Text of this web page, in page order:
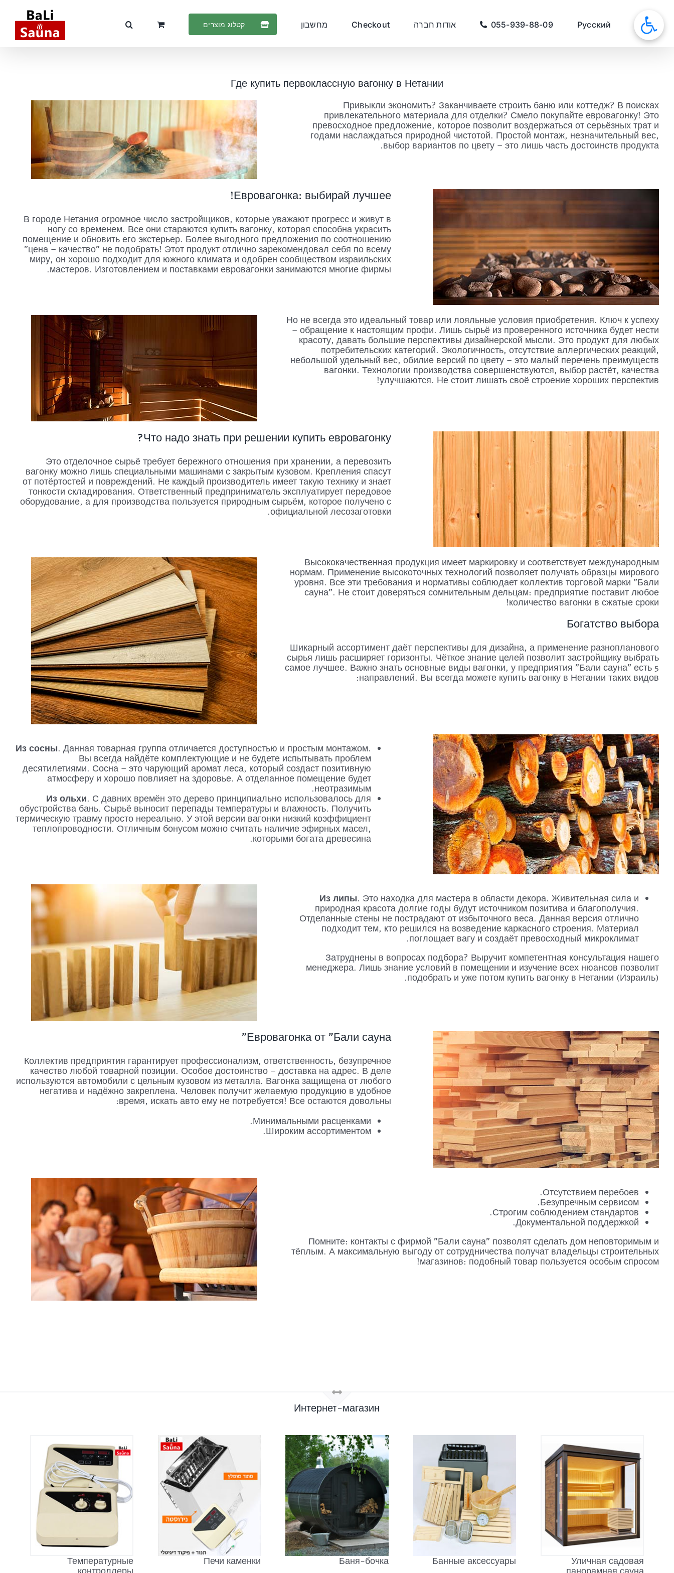
סאונות Русский
055-939-88-09 אודות חברה Checkout מחשבון קטלוג מוצרים
Где купить первоклассную вагонку в Нетании
Привыкли экономить? Заканчиваете строить баню или коттедж? В поисках
привлекательного материала для отделки? Смело покупайте евровагонку! Это
превосходное предложение, которое позволит воздержаться от серьёзных трат и
годами наслаждаться природной чистотой. Простой монтаж, незначительный вес,
выбор вариантов по цвету – это лишь часть достоинств продукта.
Евровагонка: выбирай лучшее!
В городе Нетания огромное число застройщиков, которые уважают прогресс и живут в
ногу со временем. Все они стараются купить вагонку, которая способна украсить
помещение и обновить его экстерьер. Более выгодного предложения по соотношению
"цена – качество" не подобрать! Этот продукт отлично зарекомендовал себя по всему
миру, он хорошо подходит для южного климата и одобрен сообществом израильских
мастеров. Изготовлением и поставками евровагонки занимаются многие фирмы.
Но не всегда это идеальный товар или лояльные условия приобретения. Ключ к успеху
– обращение к настоящим профи. Лишь сырьё из проверенного источника будет нести
красоту, давать большие перспективы дизайнерской мысли. Это продукт для любых
потребительских категорий. Экологичность, отсутствие аллергических реакций,
небольшой удельный вес, обилие версий по цвету – это малый перечень преимуществ
вагонки. Технологии производства совершенствуются, выбор растёт, качества
улучшаются. Не стоит лишать своё строение хороших перспектив!
Что надо знать при решении купить евровагонку?
Это отделочное сырьё требует бережного отношения при хранении, а перевозить
вагонку можно лишь специальными машинами с закрытым кузовом. Крепления спасут
от потёртостей и повреждений. Не каждый производитель имеет такую технику и знает
тонкости складирования. Ответственный предприниматель эксплуатирует передовое
оборудование, а для производства пользуется природным сырьём, которое получено с
официальной лесозаготовки.
Высококачественная продукция имеет маркировку и соответствует международным
нормам. Применение высокоточных технологий позволяет получать образцы мирового
уровня. Все эти требования и нормативы соблюдает коллектив торговой марки "Бали
сауна". Не стоит доверяться сомнительным дельцам: предприятие поставит любое
количество вагонки в сжатые сроки!
Богатство выбора
Шикарный ассортимент даёт перспективы для дизайна, а применение разнопланового
сырья лишь расширяет горизонты. Чёткое знание целей позволит застройщику выбрать
самое лучшее. Важно знать основные виды вагонки, у предприятия "Бали сауна" есть 5
направлений. Вы всегда можете купить вагонку в Нетании таких видов:
Из сосны. Данная товарная группа отличается доступностью и простым монтажом.
Вы всегда найдёте комплектующие и не будете испытывать проблем
десятилетиями. Сосна – это чарующий аромат леса, который создаст позитивную
атмосферу и хорошо повлияет на здоровье. А отделанное помещение будет
неотразимым.
Из ольхи. С давних времён это дерево принципиально использовалось для
обустройства бань. Сырьё выносит перепады температуры и влажность. Получить
термическую травму просто нереально. У этой версии вагонки низкий коэффициент
теплопроводности. Отличным бонусом можно считать наличие эфирных масел,
которыми богата древесина.
Из липы. Это находка для мастера в области декора. Живительная сила и
природная красота долгие годы будут источником позитива и благополучия.
Отделанные стены не пострадают от избыточного веса. Данная версия отлично
подходит тем, кто решился на возведение каркасного строения. Материал
поглощает вагу и создаёт превосходный микроклимат.
Затруднены в вопросах подбора? Выручит компетентная консультация нашего
менеджера. Лишь знание условий в помещении и изучение всех нюансов позволит
подобрать и уже потом купить вагонку в Нетании (Израиль).
Евровагонка от "Бали сауна"
Коллектив предприятия гарантирует профессионализм, ответственность, безупречное
качество любой товарной позиции. Особое достоинство – доставка на адрес. В деле
используются автомобили с цельным кузовом из металла. Вагонка защищена от любого
негатива и надёжно закреплена. Человек получит желаемую продукцию в удобное
время, искать авто ему не потребуется! Все остаются довольны:
Минимальными расценками.
Широким ассортиментом.
Отсутствием перебоев.
Безупречным сервисом.
Строгим соблюдением стандартов.
Документальной поддержкой.
Помните: контакты с фирмой "Бали сауна" позволят сделать дом неповторимым и
тёплым. А максимальную выгоду от сотрудничества получат владельцы строительных
магазинов: подобный товар пользуется особым спросом!
Интернет-магазин
Уличная садовая
Банные аксессуары
Баня-бочка
Печи каменки
Температурные